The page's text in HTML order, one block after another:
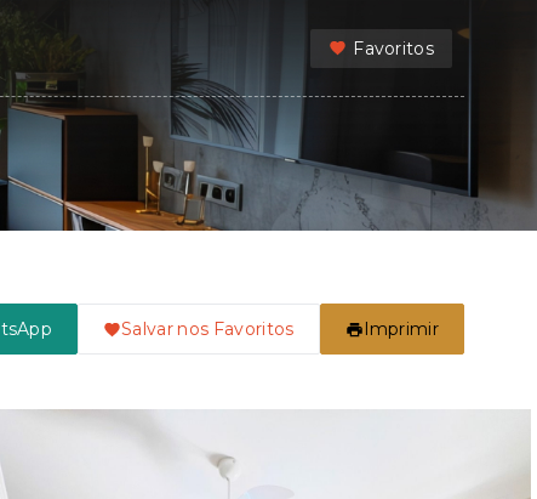
Favoritos
Salvar nos Favoritos Imprimir